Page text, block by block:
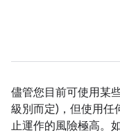
儘管您目前可使用某
級別而定)，但使用任
止運作的風險極高。